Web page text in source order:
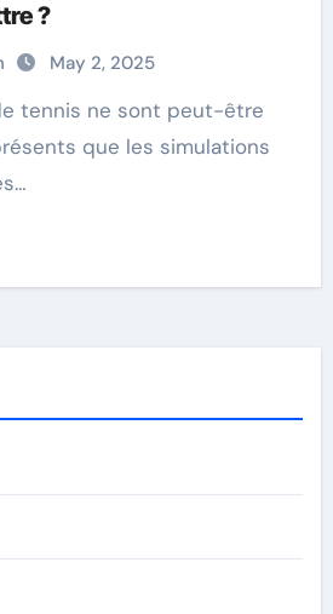
?
May 2, 2025
que les simulations